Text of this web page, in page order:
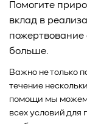
Помогите
вклад в
больше.
Важно не только
течение
помощи мы можем
всех условий для